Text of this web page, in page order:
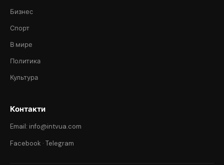
Бизнес
Спорт
В мире
Политика
Культура
Контакти
Email: info@intvua.com
Facebook · Telegram